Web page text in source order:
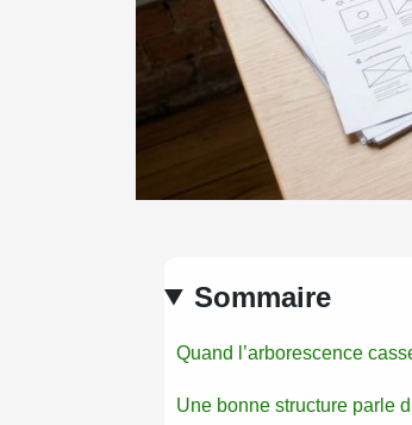
Sommaire
Quand l’arborescence
Une bonne structure parle